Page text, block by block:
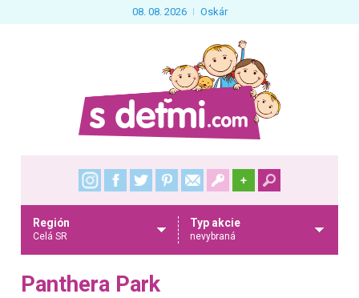
08. 08. 2026 Oskár
+
Región
Celá SR
Typ akcie
nevybraná
Panthera Park